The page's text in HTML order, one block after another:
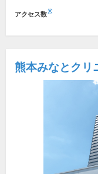
アクセス数※
熊本みなとクリ